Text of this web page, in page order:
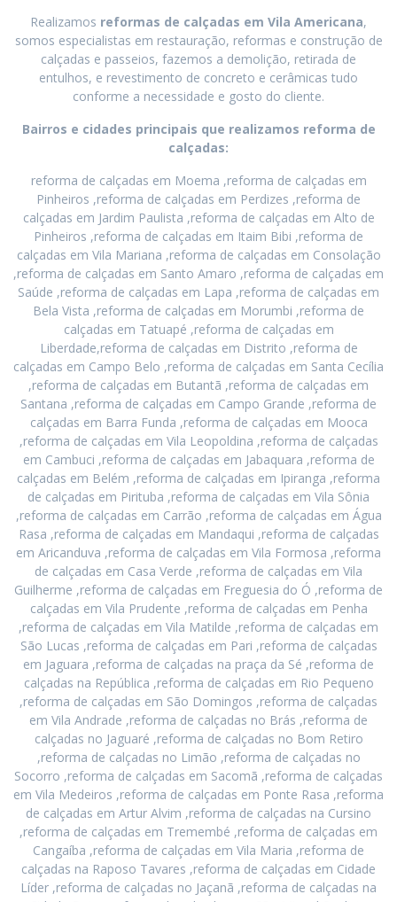
Realizamos reformas de calçadas em Vila Americana,
somos especialistas em restauração, reformas e construção de
calçadas e passeios, fazemos a demolição, retirada de
entulhos, e revestimento de concreto e cerâmicas tudo
conforme a necessidade e gosto do cliente.
Bairros e cidades principais que realizamos reforma de
calçadas:
reforma de calçadas em Moema ,reforma de calçadas em
Pinheiros ,reforma de calçadas em Perdizes ,reforma de
calçadas em Jardim Paulista ,reforma de calçadas em Alto de
Pinheiros ,reforma de calçadas em Itaim Bibi ,reforma de
calçadas em Vila Mariana ,reforma de calçadas em Consolação
,reforma de calçadas em Santo Amaro ,reforma de calçadas em
Saúde ,reforma de calçadas em Lapa ,reforma de calçadas em
Bela Vista ,reforma de calçadas em Morumbi ,reforma de
calçadas em Tatuapé ,reforma de calçadas em
Liberdade,reforma de calçadas em Distrito ,reforma de
calçadas em Campo Belo ,reforma de calçadas em Santa Cecília
,reforma de calçadas em Butantã ,reforma de calçadas em
Santana ,reforma de calçadas em Campo Grande ,reforma de
calçadas em Barra Funda ,reforma de calçadas em Mooca
,reforma de calçadas em Vila Leopoldina ,reforma de calçadas
em Cambuci ,reforma de calçadas em Jabaquara ,reforma de
calçadas em Belém ,reforma de calçadas em Ipiranga ,reforma
de calçadas em Pirituba ,reforma de calçadas em Vila Sônia
,reforma de calçadas em Carrão ,reforma de calçadas em Água
Rasa ,reforma de calçadas em Mandaqui ,reforma de calçadas
em Aricanduva ,reforma de calçadas em Vila Formosa ,reforma
de calçadas em Casa Verde ,reforma de calçadas em Vila
Guilherme ,reforma de calçadas em Freguesia do Ó ,reforma de
calçadas em Vila Prudente ,reforma de calçadas em Penha
,reforma de calçadas em Vila Matilde ,reforma de calçadas em
São Lucas ,reforma de calçadas em Pari ,reforma de calçadas
em Jaguara ,reforma de calçadas na praça da Sé ,reforma de
calçadas na República ,reforma de calçadas em Rio Pequeno
,reforma de calçadas em São Domingos ,reforma de calçadas
em Vila Andrade ,reforma de calçadas no Brás ,reforma de
calçadas no Jaguaré ,reforma de calçadas no Bom Retiro
,reforma de calçadas no Limão ,reforma de calçadas no
Socorro ,reforma de calçadas em Sacomã ,reforma de calçadas
em Vila Medeiros ,reforma de calçadas em Ponte Rasa ,reforma
de calçadas em Artur Alvim ,reforma de calçadas na Cursino
,reforma de calçadas em Tremembé ,reforma de calçadas em
Cangaíba ,reforma de calçadas em Vila Maria ,reforma de
calçadas na Raposo Tavares ,reforma de calçadas em Cidade
Líder ,reforma de calçadas no Jaçanã ,reforma de calçadas na